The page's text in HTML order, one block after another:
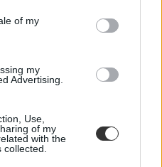
of my
my
Advertising.
Use,
of my
with the